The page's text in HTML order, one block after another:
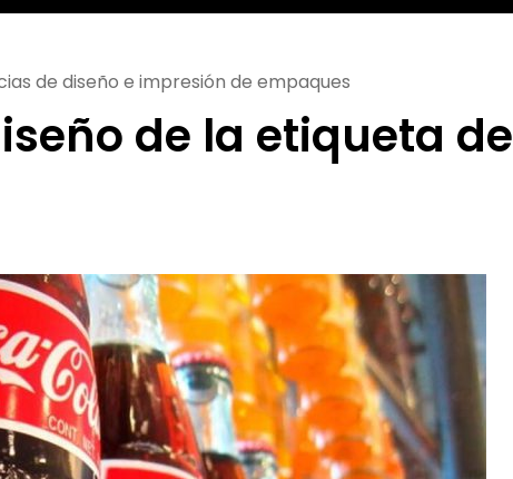
de diseño e impresión de empaques
de la etiqueta de